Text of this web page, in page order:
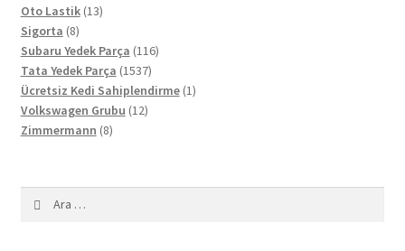
Oto Lastik 1313
Sigorta 88
ürün
Subaru Yedek Parça 116116
Tata Yedek Parça 15371537
ürün
Ücretsiz Kedi Sahiplendirme 11
Volkswagen Grubu 1212
Zimmermann 88